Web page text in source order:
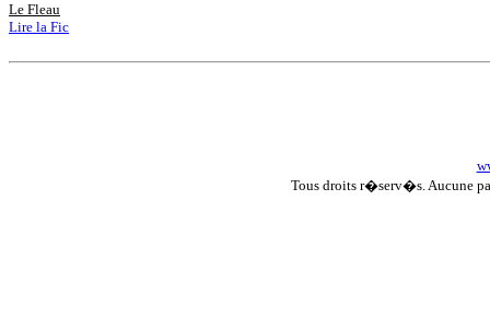
Le Fleau
Lire la Fic
Tous droits r�serv�s. Aucune